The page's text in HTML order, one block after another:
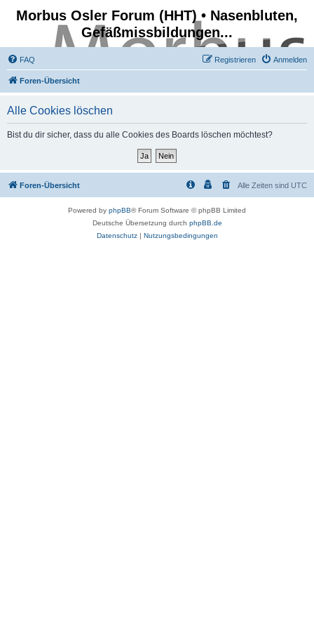
Morbus Osler Forum (HHT) • Nasenbluten,
Gefäßmissbildungen...
FAQ Anmelden
Registrieren
Foren-Übersicht
Alle Cookies löschen
Bist du dir sicher, dass du alle Cookies des Boards löschen möchtest?
Foren-Übersicht Alle Zeiten sind UTC
Powered by phpBB® Forum Software © phpBB Limited
Deutsche Übersetzung durch phpBB.de
Datenschutz| Nutzungsbedingungen